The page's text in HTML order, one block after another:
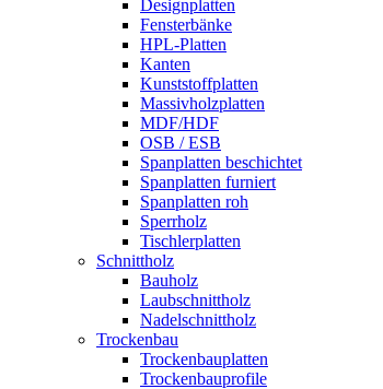
Designplatten
Fensterbänke
HPL-Platten
Kanten
Kunststoffplatten
Massivholzplatten
MDF/HDF
OSB / ESB
Spanplatten beschichtet
Spanplatten furniert
Spanplatten roh
Sperrholz
Tischlerplatten
Schnittholz
Bauholz
Laubschnittholz
Nadelschnittholz
Trockenbau
Trockenbauplatten
Trockenbauprofile